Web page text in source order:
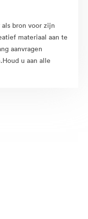
bron voor zijn
materiaal aan te
aanvragen
u aan alle